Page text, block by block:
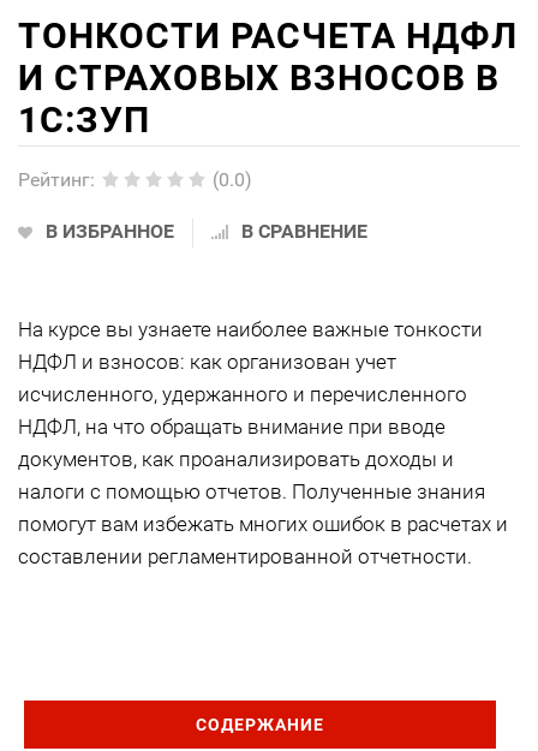
ТОНКОСТИ РАСЧЕТА НДФЛ
И СТРАХОВЫХ ВЗНОСОВ В
1С:ЗУП
Рейтинг: (0.0)
В ИЗБРАННОЕ В СРАВНЕНИЕ
На курсе вы узнаете наиболее важные тонкости
НДФЛ и взносов: как организован учет
исчисленного, удержанного и перечисленного
НДФЛ, на что обращать внимание при вводе
документов, как проанализировать доходы и
налоги с помощью отчетов. Полученные знания
помогут вам избежать многих ошибок в расчетах и
составлении регламентированной отчетности.
СОДЕРЖАНИЕ